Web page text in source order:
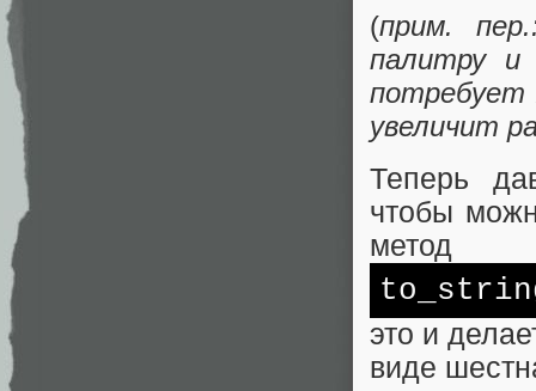
(прим.
палитру и
потребует
увеличит
Теперь
чтобы
метод
это и
виде